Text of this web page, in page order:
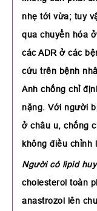
nhẹ tới vừa; tuy
qua chuyển hóa
các ADR ở các
cứu trên bệnh
Anh chống chỉ
nặng. Với người
ở châu u, chống
không điều chỉnh
Người có lipid
cholesterol toàn
anastrozol lên